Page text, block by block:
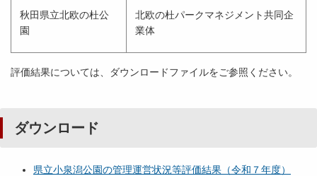
秋田県立北欧の杜公
園
北欧の杜パークマネジメント共同企
業体
評価結果については、ダウンロードファイルをご参照ください。
ダウンロード
県立小泉潟公園の管理運営状況等評価結果（令和７年度）